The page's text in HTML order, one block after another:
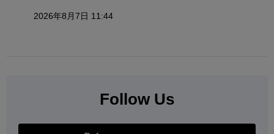
2026年8月7日 11:44
Follow Us